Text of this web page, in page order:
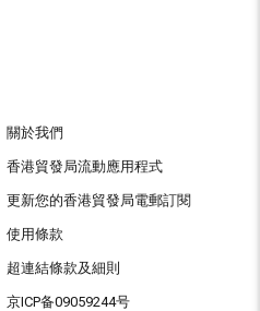
關於我們
香港貿發局流動應用程式
更新您的香港貿發局電郵訂閱
使用條款
超連結條款及細則
京ICP备09059244号